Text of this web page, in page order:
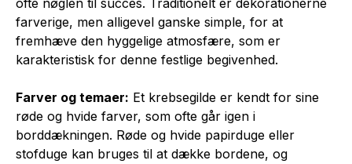
ofte nøglen til succes. Traditionelt er dekorationerne
farverige, men alligevel ganske simple, for at
fremhæve den hyggelige atmosfære, som er
karakteristisk for denne festlige begivenhed.
Farver og temaer: Et krebsegilde er kendt for sine
røde og hvide farver, som ofte går igen i
borddækningen. Røde og hvide papirduge eller
stofduge kan bruges til at dække bordene, og